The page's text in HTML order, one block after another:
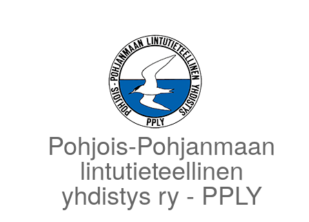
Pohjois-Pohjanmaan
lintutieteellinen
yhdistys ry - PPLY